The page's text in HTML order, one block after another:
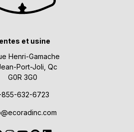
et usine
Henri-Gamache
Port-Joli, Qc
G0R 3G0
855-632-6723